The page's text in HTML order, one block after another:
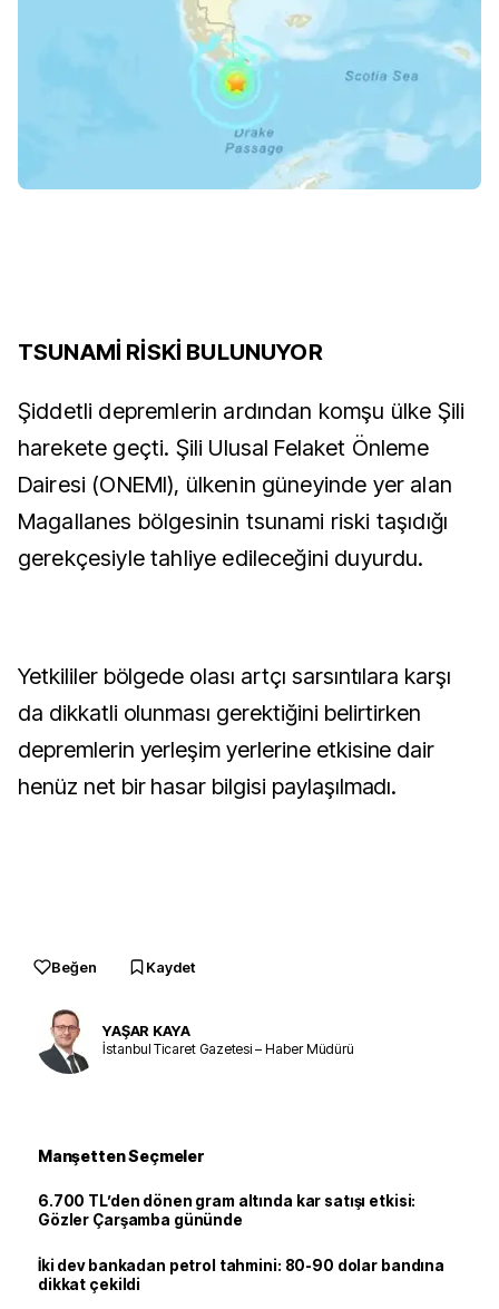
TSUNAMİ RİSKİ BULUNUYOR
Şiddetli depremlerin ardından komşu ülke Şili
harekete geçti. Şili Ulusal Felaket Önleme
Dairesi (ONEMI), ülkenin güneyinde yer alan
Magallanes bölgesinin tsunami riski taşıdığı
gerekçesiyle tahliye edileceğini duyurdu.
Yetkililer bölgede olası artçı sarsıntılara karşı
da dikkatli olunması gerektiğini belirtirken
depremlerin yerleşim yerlerine etkisine dair
henüz net bir hasar bilgisi paylaşılmadı.
Beğen Kaydet
YAŞAR KAYA
İstanbul Ticaret Gazetesi – Haber Müdürü
Manşetten Seçmeler
6.700 TL’den dönen gram altında kar satışı etkisi:
Gözler Çarşamba gününde
İki dev bankadan petrol tahmini: 80-90 dolar bandına
dikkat çekildi